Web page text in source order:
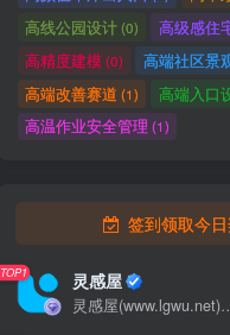
高线公园设计 (0) 高级感住
高精度建模(0) 高端社区景
高端改善赛道 (1) 高端入口
高温作业安全管理 (1)
签到领取今
TOP1 灵感屋
灵感屋(www.lgwu.net)尽可能为每一位设计师提供更全面、更精致、更